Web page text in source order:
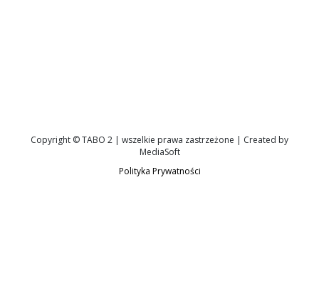
Copyright © TABO 2 | wszelkie prawa zastrzeżone | Created by
MediaSoft
Polityka Prywatności